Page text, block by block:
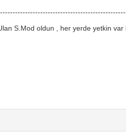
S.Mod oldun , her yerde yetkin